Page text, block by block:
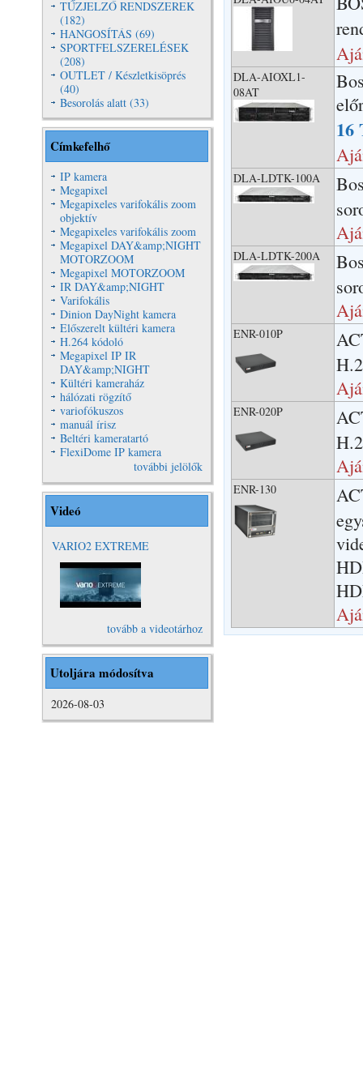
TŰZJELZŐ RENDSZEREK
(182)
HANGOSÍTÁS (69)
SPORTFELSZERELÉSEK
(208)
OUTLET / Készletkisöprés
(40)
Besorolás alatt (33)
Címkefelhő
IP kamera
Megapixel
Megapixeles varifokális zoom
objektív
Megapixeles varifokális zoom
Megapixel DAY&amp;NIGHT
MOTORZOOM
Megapixel MOTORZOOM
IR DAY&amp;NIGHT
Varifokális
Dinion DayNight kamera
Előszerelt kültéri kamera
H.264 kódoló
Megapixel IP IR
DAY&amp;NIGHT
Kültéri kameraház
hálózati rögzítő
variofókuszos
manuál írisz
Beltéri kameratartó
FlexiDome IP kamera
további jelölők
Videó
VARIO2 EXTREME
VARIO2
Extreme Video
tovább a videotárhoz
Utoljára módosítva
2026-08-03
DLA-AIOXL1-
08AT
16
DLA-LDTK-100A
DLA-LDTK-200A
ENR-010P
ENR-020P
ENR-130